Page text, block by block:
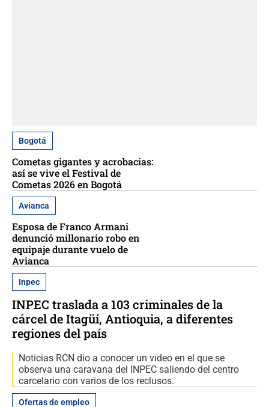
Bogotá
Cometas gigantes y acrobacias:
así se vive el Festival de
Cometas 2026 en Bogotá
Avianca
Esposa de Franco Armani
denunció millonario robo en
equipaje durante vuelo de
Avianca
Inpec
INPEC traslada a 103 criminales de la
cárcel de Itagüí, Antioquia, a diferentes
regiones del país
Noticias RCN dio a conocer un video en el que se
observa una caravana del INPEC saliendo del centro
carcelario con varios de los reclusos.
Ofertas de empleo